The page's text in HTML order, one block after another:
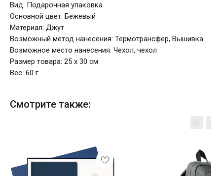
Вид: Подарочная упаковка
Основной цвет: Бежевый
Материал: Джут
Возможный метод нанесения: Термотрансфер, Вышивка
Возможное место нанесения: Чехол, чехол
Размер товара: 25 х 30 см
Вес: 60 г
Смотрите также: